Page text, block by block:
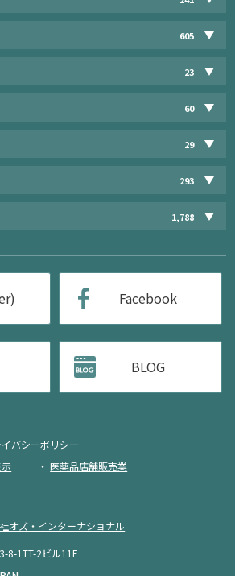
605
23
60
29
293
1,788
Facebook
BLOG
バシーポリシー
医薬品店舗販売業
オズ・インターナショナル
8-1TT-2ビル11F